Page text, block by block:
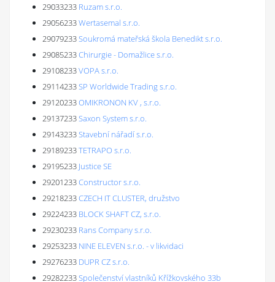
29033233 Ruzam s.r.o.
29056233Wertasemal s.r.o.
29079233Soukromá mateřská škola Benedikt s.r.o.
29085233Chirurgie - Domažlice s.r.o.
29108233VOPA s.r.o.
29114233SP Worldwide Trading s.r.o.
29120233OMIKRONON KV , s.r.o.
29137233Saxon System s.r.o.
29143233Stavební nářadí s.r.o.
29189233TETRAPO s.r.o.
29195233 Justice SE
29201233Constructor s.r.o.
29218233CZECH IT CLUSTER, družstvo
29224233 BLOCK SHAFT CZ, s.r.o.
29230233 Rans Company s.r.o.
29253233 NINE ELEVEN s.r.o. - v likvidaci
29276233 DUPR CZ s.r.o.
29282233Společenství vlastníků Křížkovského 33b